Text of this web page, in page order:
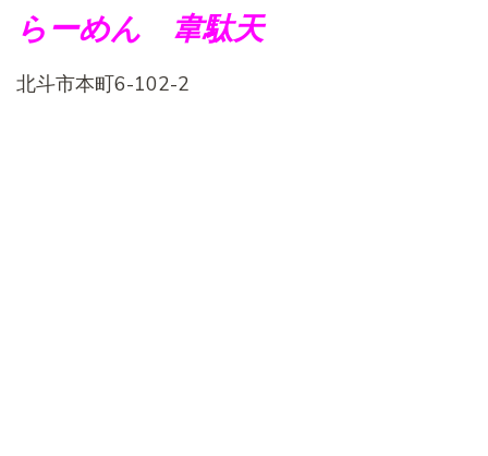
らーめん 韋駄天
北斗市本町6-102-2